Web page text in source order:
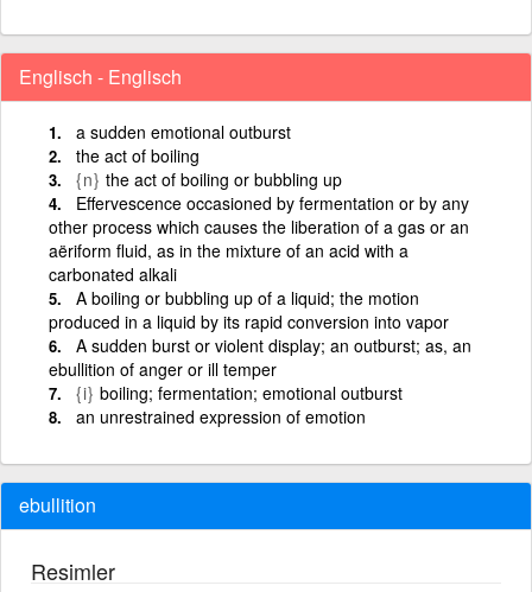
Englisch - Englisch
a sudden emotional outburst
the act of boiling
{n} the act of boiling or bubbling up
Effervescence occasioned by fermentation or by any
other process which causes the liberation of a gas or an
aëriform fluid, as in the mixture of an acid with a
carbonated alkali
A boiling or bubbling up of a liquid; the motion
produced in a liquid by its rapid conversion into vapor
A sudden burst or violent display; an outburst; as, an
ebullition of anger or ill temper
{i} boiling; fermentation; emotional outburst
an unrestrained expression of emotion
ebullition
Resimler